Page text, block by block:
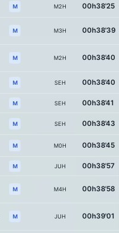
M M2H 00h38'25
M M3H 00h38'39
M M2H 00h38'40
M SEH 00h38'40
M SEH 00h38'41
M SEH 00h38'43
M M0H 00h38'45
M JUH 00h38'57
M M4H 00h38'58
M JUH 00h39'01